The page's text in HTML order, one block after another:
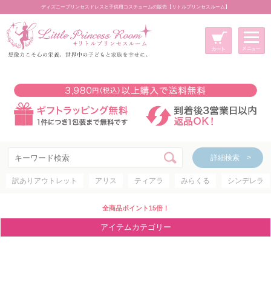
ディズニープリンセスドレスと子供用コスチュームの販売【リトルプリンセスルーム】
詳細検索 >
訳ありアウトレット アリス ティアラ みらくる シンデレラ
全商品ポイント15倍！
アイテムカテゴリー
新規会員登録
マイページ
カート
詳細検索 >
アイテムカテゴリー
ディズニープリンセス
ディズニキャラクター